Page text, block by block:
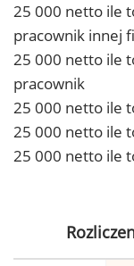
25 000 netto ile
pracownik innej
25 000 netto ile
pracownik
25 000 netto ile
25 000 netto ile
25 000 netto ile